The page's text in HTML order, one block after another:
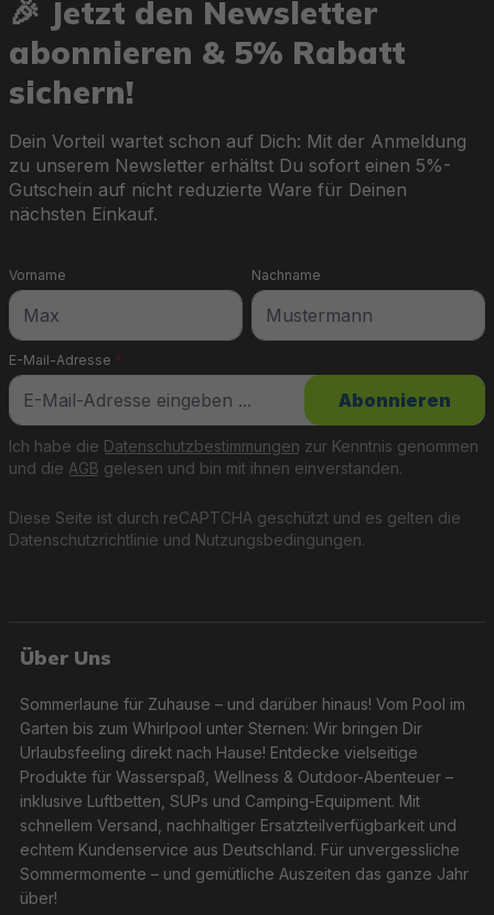
🎉 Jetzt den Newsletter
abonnieren & 5% Rabatt
sichern!
Dein Vorteil wartet schon auf Dich: Mit der Anmeldung
zu unserem Newsletter erhältst Du sofort einen 5%-
Gutschein auf nicht reduzierte Ware für Deinen
nächsten Einkauf.
E-Mail-Adresse *
Vorname Nachname
Diese Seite ist durch reCAPTCHA geschützt und es gelten die
Datenschutzrichtlinie und Nutzungsbedingungen.
Ich habe die Datenschutzbestimmungen zur Kenntnis genommen
und die AGB gelesen und bin mit ihnen einverstanden.
Abonnieren
Über Uns
Sommerlaune für Zuhause – und darüber hinaus! Vom Pool im
Garten bis zum Whirlpool unter Sternen: Wir bringen Dir
Urlaubsfeeling direkt nach Hause! Entdecke vielseitige
Produkte für Wasserspaß, Wellness & Outdoor-Abenteuer –
inklusive Luftbetten, SUPs und Camping-Equipment. Mit
schnellem Versand, nachhaltiger Ersatzteilverfügbarkeit und
echtem Kundenservice aus Deutschland. Für unvergessliche
Sommermomente – und gemütliche Auszeiten das ganze Jahr
über!